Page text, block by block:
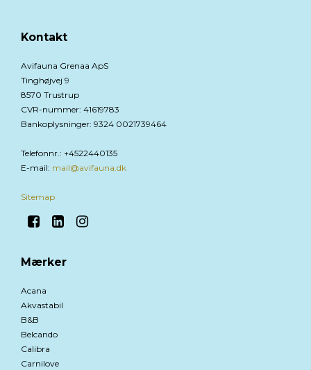
Kontakt
Avifauna Grenaa ApS
Tinghøjvej 9
8570 Trustrup
CVR-nummer: 41619783
Bankoplysninger: 9324 0021739464
Telefonnr.: +4522440135
E-mail: mail@avifauna.dk
Sitemap
Mærker
Acana
Akvastabil
B&B
Belcando
Calibra
Carnilove